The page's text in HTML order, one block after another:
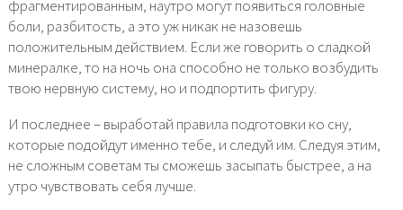
фрагментированным, наутро могут появиться головные
боли, разбитость, а это уж никак не назовешь
положительным действием. Если же говорить о сладкой
минералке, то на ночь она способно не только возбудить
твою нервную систему, но и подпортить фигуру.
И последнее – выработай правила подготовки ко сну,
которые подойдут именно тебе, и следуй им. Следуя этим,
не сложным советам ты сможешь засыпать быстрее, а на
утро чувствовать себя лучше.